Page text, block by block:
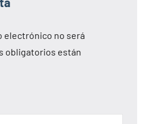
electrónico no será
obligatorios están